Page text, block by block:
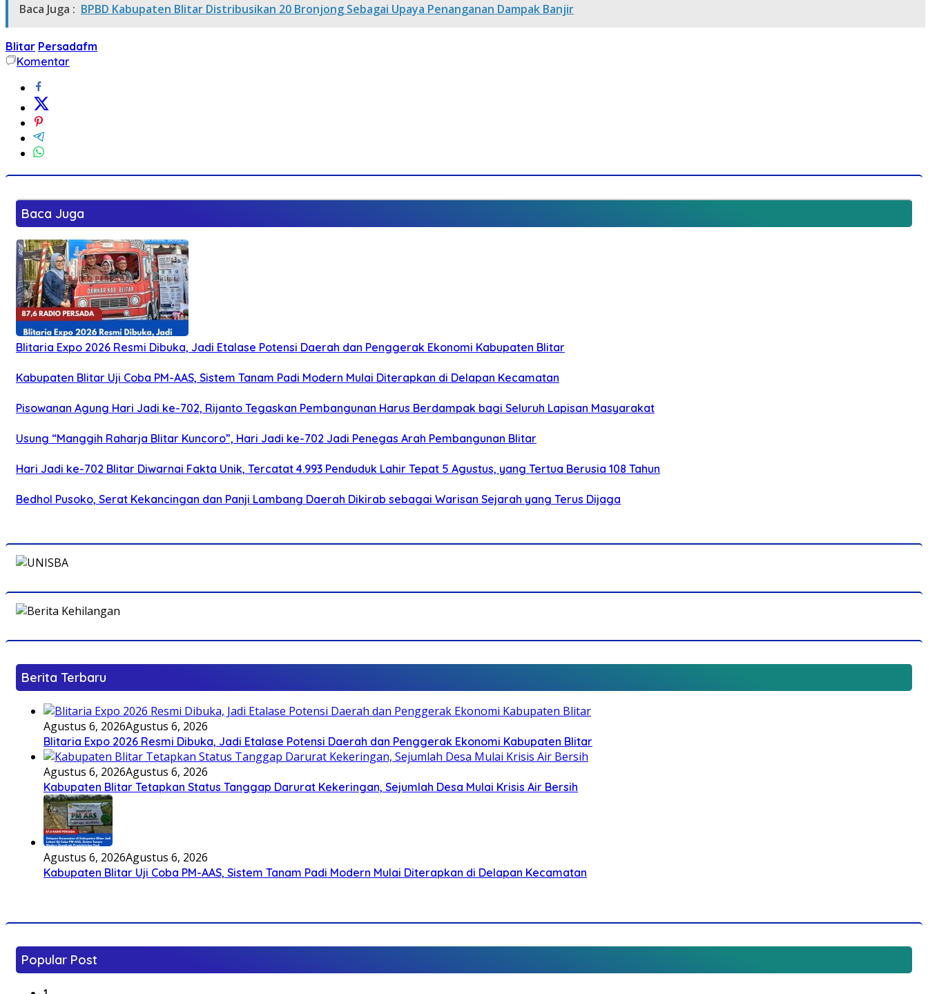
Baca Juga : BPBD Kabupaten Blitar Distribusikan 20 Bronjong Sebagai Upaya Penanganan Dampak Banjir
Blitar Persadafm
Komentar
Baca Juga
Blitaria Expo 2026 Resmi Dibuka, Jadi Etalase Potensi Daerah dan Penggerak Ekonomi Kabupaten Blitar
Kabupaten Blitar Uji Coba PM-AAS, Sistem Tanam Padi Modern Mulai Diterapkan di Delapan Kecamatan
Pisowanan Agung Hari Jadi ke-702, Rijanto Tegaskan Pembangunan Harus Berdampak bagi Seluruh Lapisan Masyarakat
Usung “Manggih Raharja Blitar Kuncoro”, Hari Jadi ke-702 Jadi Penegas Arah Pembangunan Blitar
Hari Jadi ke-702 Blitar Diwarnai Fakta Unik, Tercatat 4.993 Penduduk Lahir Tepat 5 Agustus, yang Tertua Berusia 108 Tahun
Bedhol Pusoko, Serat Kekancingan dan Panji Lambang Daerah Dikirab sebagai Warisan Sejarah yang Terus Dijaga
Berita Terbaru
Agustus 6, 2026Agustus 6, 2026
Blitaria Expo 2026 Resmi Dibuka, Jadi Etalase Potensi Daerah dan Penggerak Ekonomi Kabupaten Blitar
Agustus 6, 2026Agustus 6, 2026
Kabupaten Blitar Tetapkan Status Tanggap Darurat Kekeringan, Sejumlah Desa Mulai Krisis Air Bersih
Agustus 6, 2026Agustus 6, 2026
Kabupaten Blitar Uji Coba PM-AAS, Sistem Tanam Padi Modern Mulai Diterapkan di Delapan Kecamatan
Popular Post